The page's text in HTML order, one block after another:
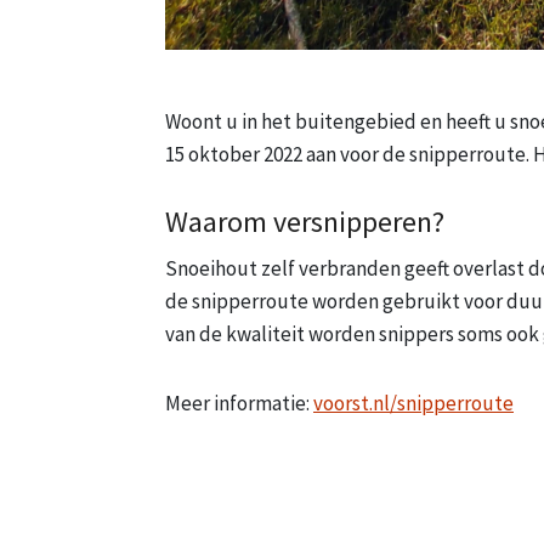
Woont u in het buitengebied en heeft u
15 oktober 2022 aan voor de
Waarom versnipperen?
Snoeihout zelf verbranden geeft overlast
de snipperroute worden gebruikt voor
van de kwaliteit worden snippers soms
Meer informatie:voorst.nl/snipperroute